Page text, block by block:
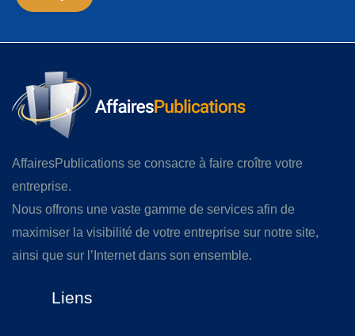
AffairesPublications se consacre à faire croître votre
entreprise.
Nous offrons une vaste gamme de services afin de
maximiser la visibilité de votre entreprise sur notre site,
ainsi que sur l’Internet dans son ensemble.
Liens